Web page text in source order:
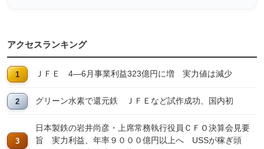
アクセスランキング
ＪＦＥ 4―6月事業利益323億円に増 実力値は減少
グリーン水素で還元鉄 ＪＦＥなど試作成功、国内初
日本製鉄の岩井尚彦・上席常務執行役員ＣＦＯ決算会見要
旨 実力利益、年率９０００億円以上へ USSが稼ぎ頭